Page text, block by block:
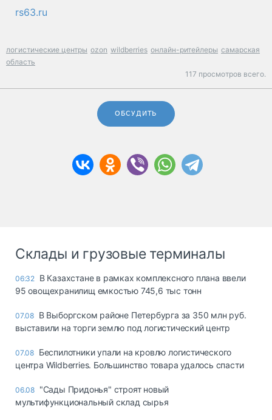
rs63.ru
логистические центры ozon wildberries онлайн-ритейлеры самарская
область
117 просмотров всего.
ОБСУДИТЬ
Склады и грузовые терминалы
06:32 В Казахстане в рамках комплексного плана ввели
95 овощехранилищ емкостью 745,6 тыс тонн
07.08 В Выборгском районе Петербурга за 350 млн руб.
выставили на торги землю под логистический центр
07.08 Беспилотники упали на кровлю логистического
центра Wildberries. Большинство товара удалось спасти
06.08 "Сады Придонья" строят новый
мультифункциональный склад сырья